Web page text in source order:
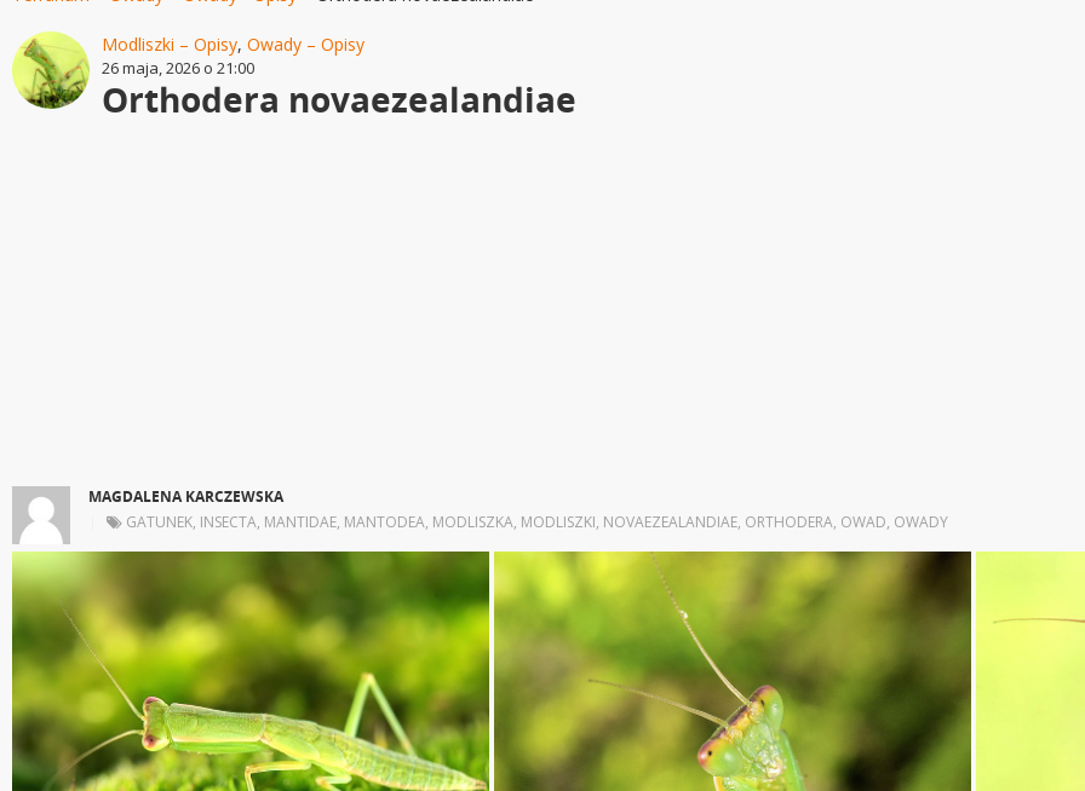
Modliszki – Opisy, Owady – Opisy
26 maja, 2026 o 21:00
Orthodera novaezealandiae
MAGDALENA KARCZEWSKA
GATUNEK, INSECTA, MANTIDAE, MANTODEA, MODLISZKA, MODLISZKI, NOVAEZEALANDIAE, ORTHODERA, OWAD, OWADY